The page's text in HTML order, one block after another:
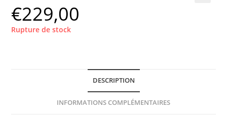
€229,00
Rupture de stock
DESCRIPTION
INFORMATIONS COMPLÉMENTAIRES